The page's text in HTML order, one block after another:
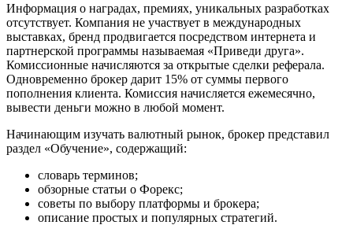
Информация о наградах, премиях, уникальных разработках
отсутствует. Компания не участвует в международных
выставках, бренд продвигается посредством интернета и
партнерской программы называемая «Приведи друга».
Комиссионные начисляются за открытые сделки реферала.
Одновременно брокер дарит 15% от суммы первого
пополнения клиента. Комиссия начисляется ежемесячно,
вывести деньги можно в любой момент.
Начинающим изучать валютный рынок, брокер представил
раздел «Обучение», содержащий:
словарь терминов;
обзорные статьи о Форекс;
советы по выбору платформы и брокера;
описание простых и популярных стратегий.